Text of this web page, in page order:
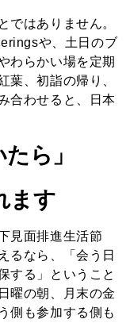
ではありません。
や、土日のブ
わらかい場を定期
葉、初詣の帰り、
合わせると、日本
ら」
ます
見面排進生活節
るなら、「会う日
する」ということ
曜の朝、月末の金
側も参加する側も